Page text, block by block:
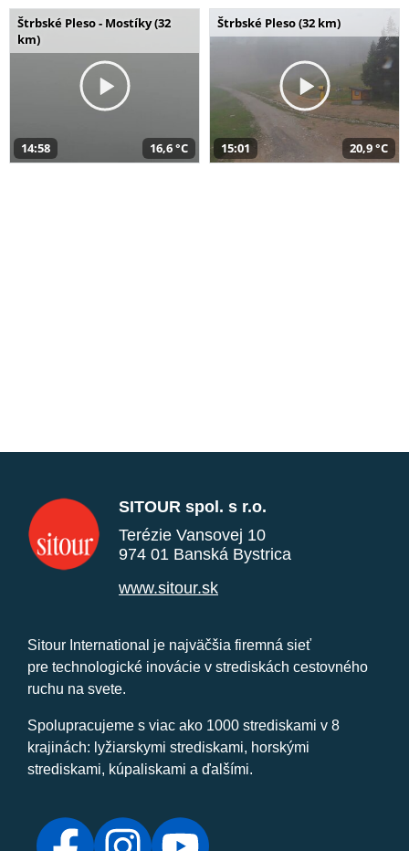
Štrbské Pleso - Mostíky (32
km)
14:58 16,6 °C
Štrbské Pleso (32 km)
15:01 20,9 °C
SITOUR spol. s r.o.
Terézie Vansovej 10
974 01 Banská Bystrica
www.sitour.sk
Sitour International je najväčšia firemná sieť
pre technologické inovácie v strediskách cestovného
ruchu na svete.
Spolupracujeme s viac ako 1000 strediskami v 8
krajinách: lyžiarskymi strediskami, horskými
strediskami, kúpaliskami a ďalšími.